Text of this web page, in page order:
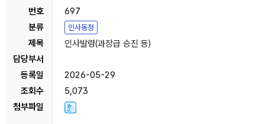
697
인사동정
인사발령(과장급 승진 등)
2026-05-29
5,073